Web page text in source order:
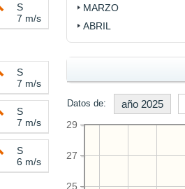
MARZO
ABRIL
Datos de: año 2025
25
27
29
S
7 m/s
S
7 m/s
S
7 m/s
S
6 m/s